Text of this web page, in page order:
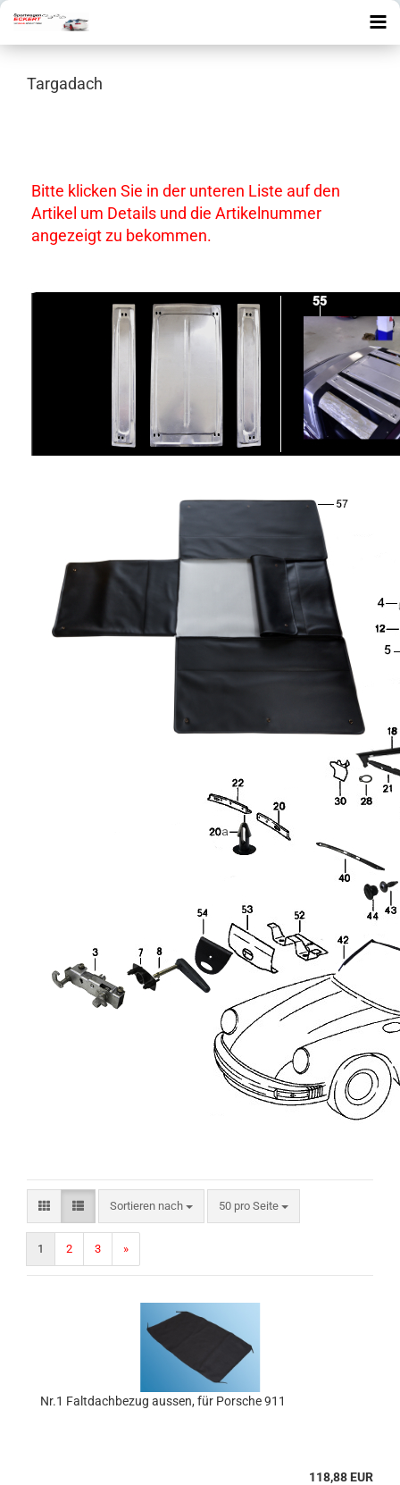
Targadach
Bitte klicken Sie in der unteren Liste auf den
Artikel um Details und die Artikelnummer
angezeigt zu bekommen.
Sortieren nach
Sortieren nach 50 pro Seite
pro Seite
1 2 3 »
Nr.1 Faltdachbezug aussen, für Porsche 911
118,88 EUR